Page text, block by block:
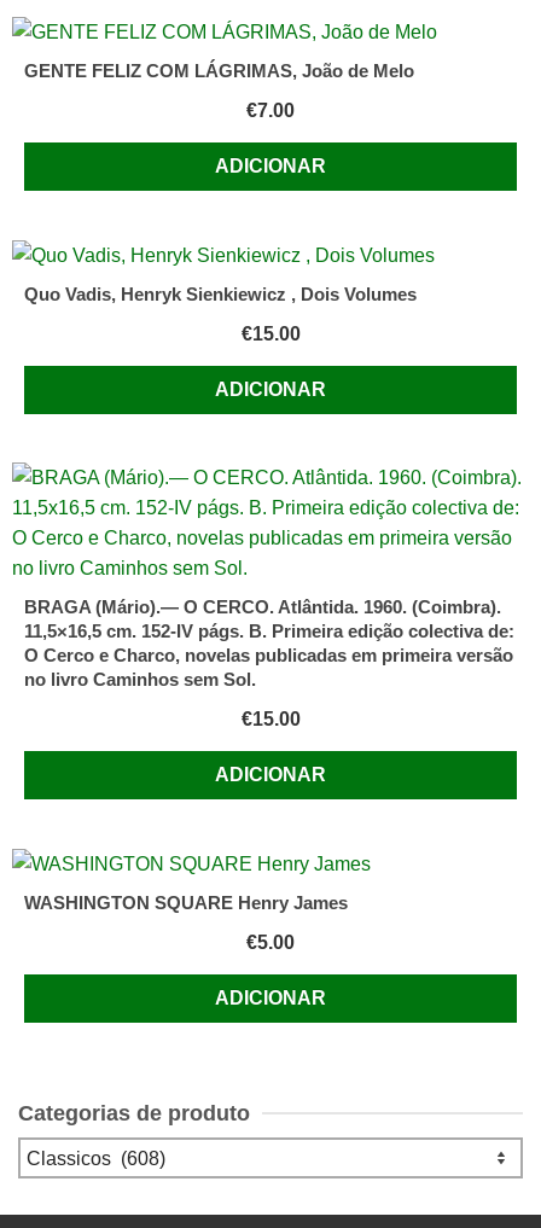
GENTE FELIZ COM LÁGRIMAS, João de Melo
€7.00
ADICIONAR
Quo Vadis, Henryk Sienkiewicz , Dois Volumes
€15.00
ADICIONAR
BRAGA (Mário).— O CERCO. Atlântida. 1960. (Coimbra).
11,5×16,5 cm. 152-IV págs. B. Primeira edição colectiva de:
O Cerco e Charco, novelas publicadas em primeira versão
no livro Caminhos sem Sol.
€15.00
ADICIONAR
WASHINGTON SQUARE Henry James
€5.00
ADICIONAR
Categorias de produto